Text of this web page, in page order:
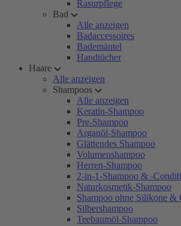
Rasurpflege
Bad
Alle anzeigen
Badaccessoires
Bademäntel
Handtücher
Haare
Alle anzeigen
Shampoos
Alle anzeigen
Keratin-Shampoo
Pre-Shampoo
Arganöl-Shampoo
Glättendes Shampoo
Volumenshampoo
Herren-Shampoo
2-in-1-Shampoo & -
Naturkosmetik-Shampoo
Shampoo ohne Silikone &
Silbershampoo
Teebaumöl-Shampoo